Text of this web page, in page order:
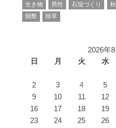
生き物
男性 石垣づくり 秋
開墾
除草
2026年8
日
月 火 水
2
3 4 5
9
10 11 12
16
17 18 19
23
24 25 26